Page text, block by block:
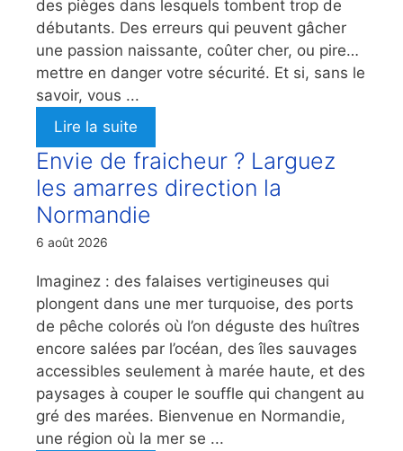
des pièges dans lesquels tombent trop de
débutants. Des erreurs qui peuvent gâcher
une passion naissante, coûter cher, ou pire…
mettre en danger votre sécurité. Et si, sans le
savoir, vous ...
Lire la suite
Envie de fraicheur ? Larguez
les amarres direction la
Normandie
6 août 2026
Imaginez : des falaises vertigineuses qui
plongent dans une mer turquoise, des ports
de pêche colorés où l’on déguste des huîtres
encore salées par l’océan, des îles sauvages
accessibles seulement à marée haute, et des
paysages à couper le souffle qui changent au
gré des marées. Bienvenue en Normandie,
une région où la mer se ...